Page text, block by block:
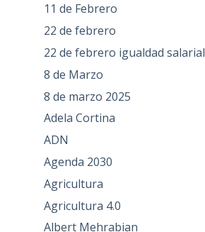
11 de Febrero
22 de febrero
22 de febrero igualdad salarial
8 de Marzo
8 de marzo 2025
Adela Cortina
ADN
Agenda 2030
Agricultura
Agricultura 4.0
Albert Mehrabian